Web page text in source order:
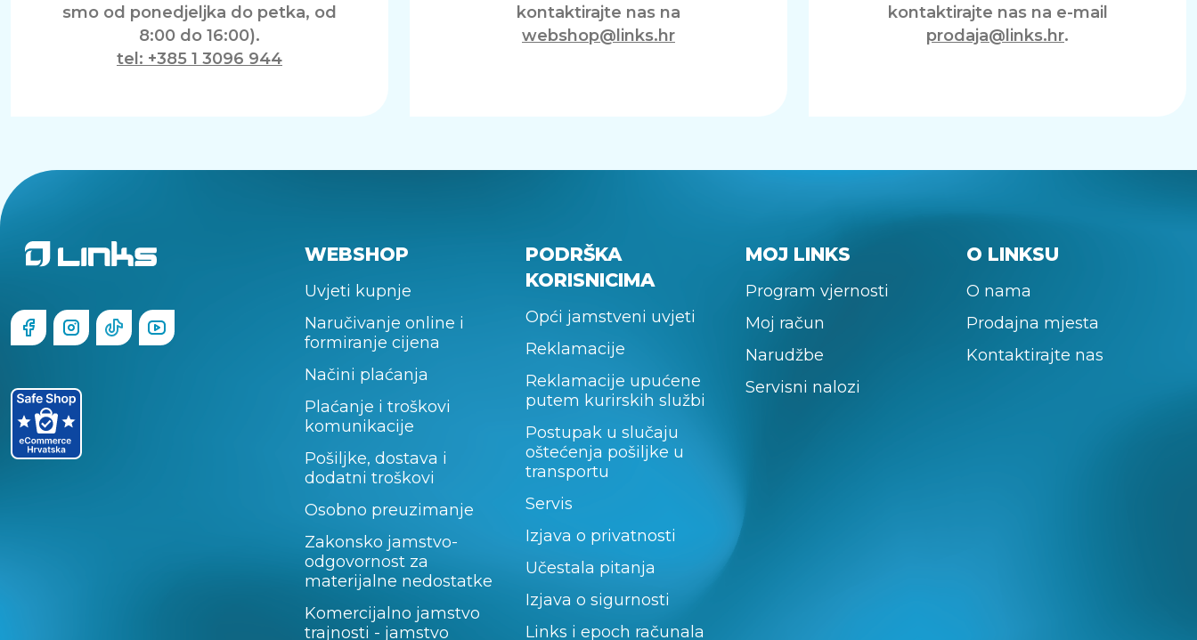
smo od ponedjeljka do petka, od
8:00 do 16:00).
tel: +385 1 3096 944
kontaktirajte nas na
webshop@links.hr
kontaktirajte nas na e-mail
prodaja@links.hr.
WEBSHOP
Uvjeti kupnje
Naručivanje online i
formiranje cijena
Načini plaćanja
Plaćanje i troškovi
komunikacije
Pošiljke, dostava i
dodatni troškovi
Osobno preuzimanje
Zakonsko jamstvo-
odgovornost za
materijalne nedostatke
Komercijalno jamstvo
trajnosti - jamstvo
PODRŠKA
KORISNICIMA
Opći jamstveni uvjeti
Reklamacije
Reklamacije upućene
putem kurirskih službi
Postupak u slučaju
oštećenja pošiljke u
transportu
Servis
Izjava o privatnosti
Učestala pitanja
Izjava o sigurnosti
Links i epoch računala
MOJ LINKS
Program vjernosti
Moj račun
Narudžbe
Servisni nalozi
O LINKSU
O nama
Prodajna mjesta
Kontaktirajte nas